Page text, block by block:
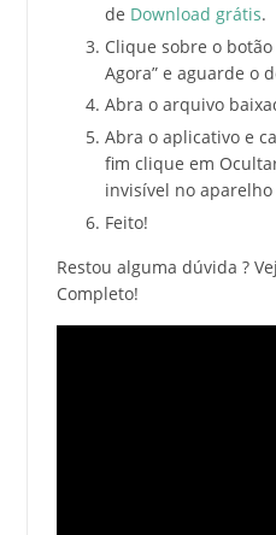
de Download grátis.
Clique sobre o
Agora” e aguarde o
Abra o arquivo
Abra o aplicativo e
fim clique em
invisível no aparelho
Feito!
Restou alguma dúvida ?
Completo!